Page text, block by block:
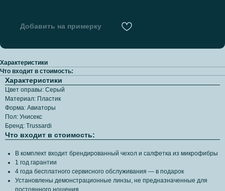
Добавить на примерку
Характеристики
Что входит в стоимость:
Характеристики
Цвет оправы: Серый
Материал: Пластик
Форма: Авиаторы
Пол: Унисекс
Бренд: Trussardi
Что входит в стоимость:
В комплект входит брендированный чехол и салфетка из микрофибры
1 год гарантии
4 года бесплатного сервисного обслуживания — в подарок
Установлены демонстрационные линзы, не предназначенные для
постоянного ношения